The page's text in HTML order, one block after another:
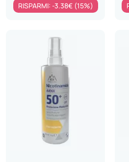
RISPARMI: -3.38€ (15%)